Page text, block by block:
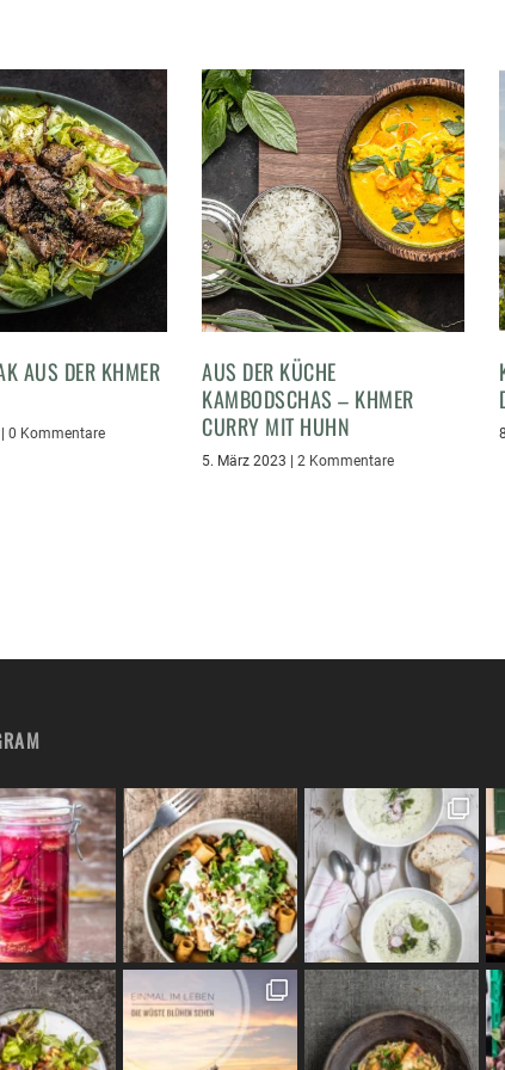
AUS DER KHMER
|0 Kommentare
AUS DER KÜCHE
KAMBODSCHAS – KHMER
CURRY MIT HUHN
5. März 2023 |2 Kommentare